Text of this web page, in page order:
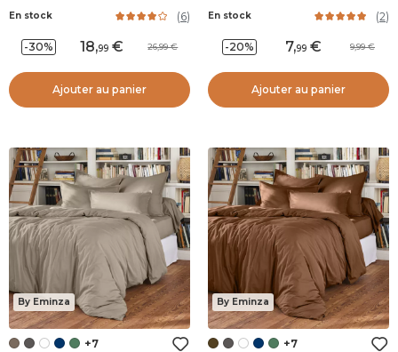
En stock (6)
-30% 18,99 26,99
Ajouter au panier
En stock (2)
-20% 7,99 9,99
Ajouter au panier
By Eminza
+7
By Eminza
+7